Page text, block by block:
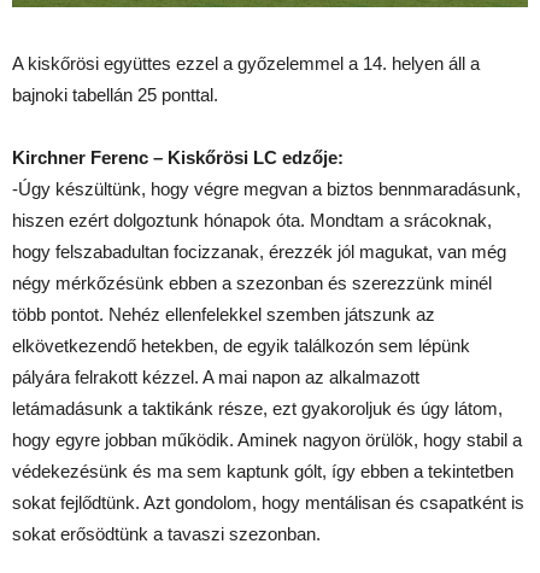
A kiskőrösi együttes ezzel a győzelemmel a 14. helyen áll a
bajnoki tabellán 25 ponttal.
Kirchner Ferenc – Kiskőrösi LC edzője:
-Úgy készültünk, hogy végre megvan a biztos bennmaradásunk,
hiszen ezért dolgoztunk hónapok óta. Mondtam a srácoknak,
hogy felszabadultan focizzanak, érezzék jól magukat, van még
négy mérkőzésünk ebben a szezonban és szerezzünk minél
több pontot. Nehéz ellenfelekkel szemben játszunk az
elkövetkezendő hetekben, de egyik találkozón sem lépünk
pályára felrakott kézzel. A mai napon az alkalmazott
letámadásunk a taktikánk része, ezt gyakoroljuk és úgy látom,
hogy egyre jobban működik. Aminek nagyon örülök, hogy stabil a
védekezésünk és ma sem kaptunk gólt, így ebben a tekintetben
sokat fejlődtünk. Azt gondolom, hogy mentálisan és csapatként is
sokat erősödtünk a tavaszi szezonban.